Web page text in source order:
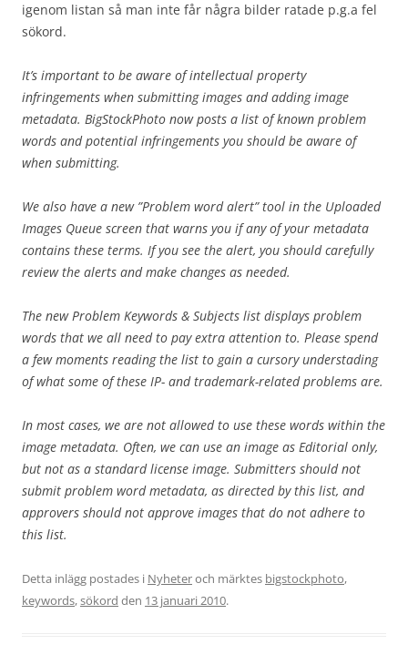
igenom listan så man inte får några bilder ratade p.g.a fel
sökord.
It’s important to be aware of intellectual property
infringements when submitting images and adding image
metadata. BigStockPhoto now posts a list of known problem
words and potential infringements you should be aware of
when submitting.
We also have a new ”Problem word alert” tool in the Uploaded
Images Queue screen that warns you if any of your metadata
contains these terms. If you see the alert, you should carefully
review the alerts and make changes as needed.
The new Problem Keywords & Subjects list displays problem
words that we all need to pay extra attention to. Please spend
a few moments reading the list to gain a cursory understading
of what some of these IP- and trademark-related problems are.
In most cases, we are not allowed to use these words within the
image metadata. Often, we can use an image as Editorial only,
but not as a standard license image. Submitters should not
submit problem word metadata, as directed by this list, and
approvers should not approve images that do not adhere to
this list.
Detta inlägg postades i Nyheteroch märktes bigstockphoto,
keywords,sökord den 13 januari 2010.